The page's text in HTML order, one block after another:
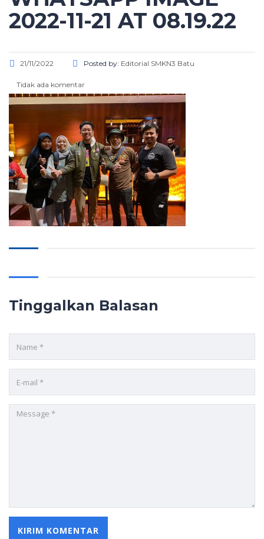
2022-11-21 AT 08.19.22
21/11/2022 Posted by: Editorial SMKN3 Batu
Tidak ada komentar
Tinggalkan Balasan